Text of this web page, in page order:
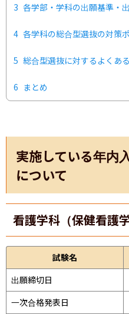
3 各学部・学科の出願基準・
4 各学科の総合型選抜の対策
5 総合型選抜に対するよくあ
6 まとめ
実施している年内
について
看護学科（保健看護学
試験名
出願締切日
一次合格発表日